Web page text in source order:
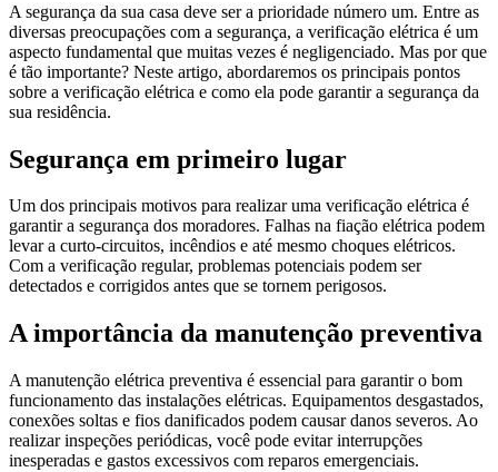
A segurança da sua casa deve ser a prioridade número um. Entre as
diversas preocupações com a segurança, a verificação elétrica é um
aspecto fundamental que muitas vezes é negligenciado. Mas por que
é tão importante? Neste artigo, abordaremos os principais pontos
sobre a verificação elétrica e como ela pode garantir a segurança da
sua residência.
Segurança em primeiro lugar
Um dos principais motivos para realizar uma verificação elétrica é
garantir a segurança dos moradores. Falhas na fiação elétrica podem
levar a curto-circuitos, incêndios e até mesmo choques elétricos.
Com a verificação regular, problemas potenciais podem ser
detectados e corrigidos antes que se tornem perigosos.
A importância da manutenção preventiva
A manutenção elétrica preventiva é essencial para garantir o bom
funcionamento das instalações elétricas. Equipamentos desgastados,
conexões soltas e fios danificados podem causar danos severos. Ao
realizar inspeções periódicas, você pode evitar interrupções
inesperadas e gastos excessivos com reparos emergenciais.